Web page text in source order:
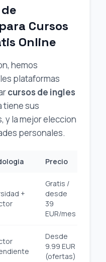
Cursos
Online
hemos
plataformas
cursos de ingles
tiene sus
y la mejor eleccion
personales.
Precio
+
Gratis /
desde
39
EUR/mes
Desde
9.99 EUR
(ofertas)